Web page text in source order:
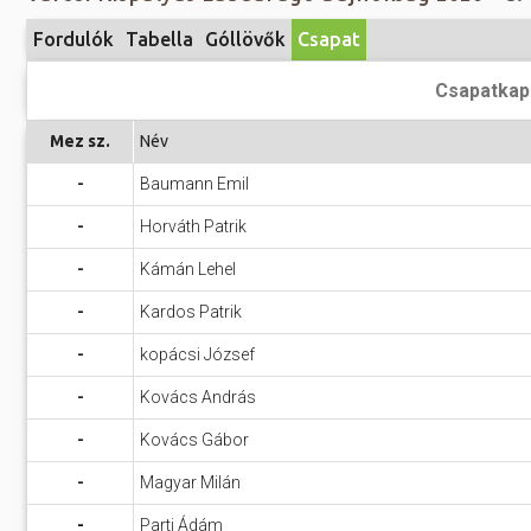
Gyerekeknek
Tanfolyam, képzés
Tábor
Egyházi, vallási
megemlékezések
Megyei kitekintő
most
Víz
Összes
Egyéb
Fordulók Tabella Góllövők Csapat
Mez sz. Név
- Baumann Emil
- Horváth Patrik
- Kámán Lehel
- Kardos Patrik
- kopácsi József
- Kovács András
- Kovács Gábor
- Magyar Milán
- Parti Ádám